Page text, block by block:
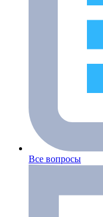
Все вопросы